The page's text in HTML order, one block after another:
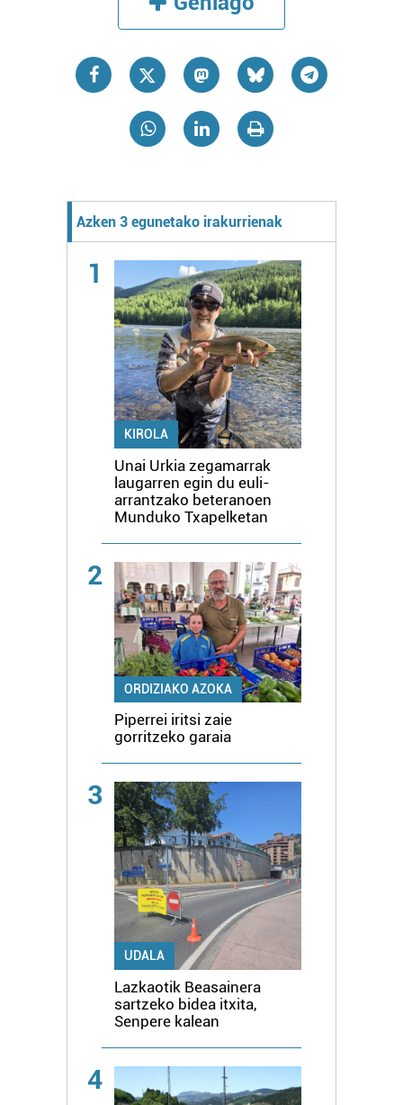
Azken 3 egunetako irakurrienak
1
KIROLA
Unai Urkia zegamarrak
laugarren egin du euli-
arrantzako beteranoen
Munduko Txapelketan
2
ORDIZIAKO AZOKA
Piperrei iritsi zaie
gorritzeko garaia
3
UDALA
Lazkaotik Beasainera
sartzeko bidea itxita,
Senpere kalean
4